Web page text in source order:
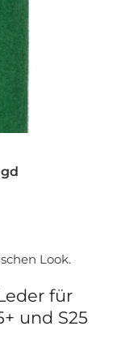
Look.
für
und S25